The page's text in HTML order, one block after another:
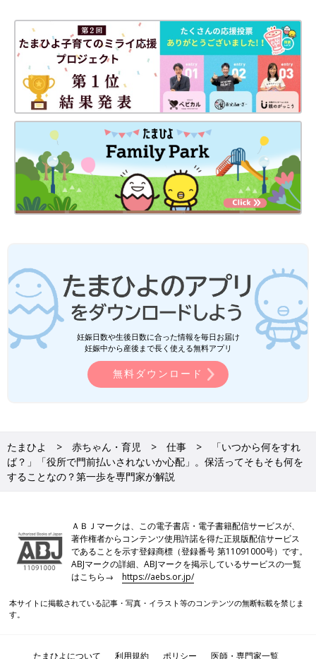
妊娠日数や生後日数に合った情報を毎日お届け
妊娠中から産後まで長く使える無料アプリ
無料ダウンロード
たまひよ 赤ちゃん・育児 仕事
「いつから何をすれ
ば？」「役所で門前払いされないか心配」。保活ってそもそも何を
することなの？第一歩を専門家が解説
ＡＢＪマークは、この電子書店・電子書籍配信サービスが、
著作権者からコンテンツ使用許諾を得た正規版配信サービス
であることを示す登録商標（登録番号 第11091000号）です。
ABJマークの詳細、ABJマークを掲示しているサービスの一覧
はこちら→https://aebs.or.jp/
本サイトに掲載されている記事・写真・イラスト等のコンテンツの無断転載を禁じま
す。
たまひよについて 利用規約 ポリシー 医師・専門家一覧